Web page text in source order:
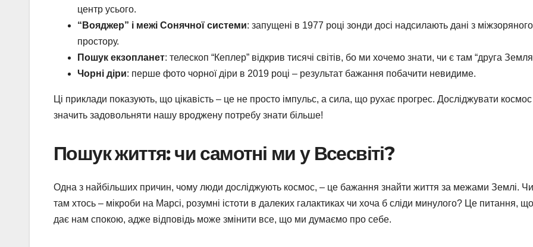
центр усього.
“Вояджер” і межі Сонячної системи: запущені в 1977 році зонди досі надсилають дані з міжзоряного
простору.
Пошук екзопланет: телескоп “Кеплер” відкрив тисячі світів, бо ми хочемо знати, чи є там “друга
Чорні діри: перше фото чорної діри в 2019 році – результат бажання побачити невидиме.
Ці приклади показують, що цікавість – це не просто імпульс, а сила, що рухає прогрес. Досліджувати
значить задовольняти нашу вроджену потребу знати більше!
Пошук життя: чи самотні ми у Всесвіті?
Одна з найбільших причин, чому люди досліджують космос, – це бажання знайти життя за межами Землі.
там хтось – мікроби на Марсі, розумні істоти в далеких галактиках чи хоча б сліди минулого? Це питання,
дає нам спокою, адже відповідь може змінити все, що ми думаємо про себе.